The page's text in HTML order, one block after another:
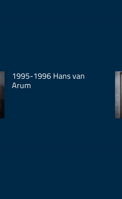
1995-1996 Hans van
Arum